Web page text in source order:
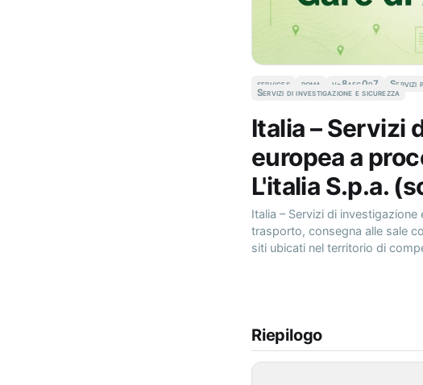
services roma v-8aec0d7 Servizi
Servizi di investigazione e sicurezza
Italia – Servizi
europea a
L'italia S.p.a.
Italia – Servizi di
trasporto, consegna alle sale
siti ubicati nel territorio di
Riepilogo